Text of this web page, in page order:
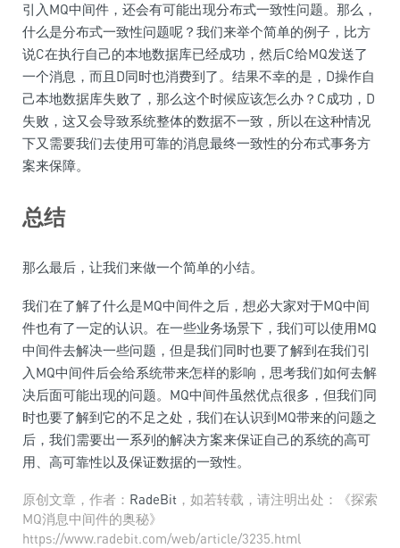
引入MQ中间件，还会有可能出现分布式一致性问题。那么，
什么是分布式一致性问题呢？我们来举个简单的例子，比方
说C在执行自己的本地数据库已经成功，然后C给MQ发送了
一个消息，而且D同时也消费到了。结果不幸的是，D操作自
己本地数据库失败了，那么这个时候应该怎么办？C成功，D
失败，这又会导致系统整体的数据不一致，所以在这种情况
下又需要我们去使用可靠的消息最终一致性的分布式事务方
案来保障。
总结
那么最后，让我们来做一个简单的小结。
我们在了解了什么是MQ中间件之后，想必大家对于MQ中间
件也有了一定的认识。在一些业务场景下，我们可以使用MQ
中间件去解决一些问题，但是我们同时也要了解到在我们引
入MQ中间件后会给系统带来怎样的影响，思考我们如何去解
决后面可能出现的问题。MQ中间件虽然优点很多，但我们同
时也要了解到它的不足之处，我们在认识到MQ带来的问题之
后，我们需要出一系列的解决方案来保证自己的系统的高可
用、高可靠性以及保证数据的一致性。
原创文章，作者： RadeBit ，如若转载，请注明出处：《探索
MQ消息中间件的奥秘》
https://www.radebit.com/web/article/3235.html